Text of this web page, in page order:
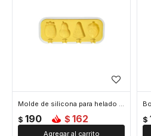
Molde de silicona para helado forma frutal - Amarillo
$ 190 $ 162 $